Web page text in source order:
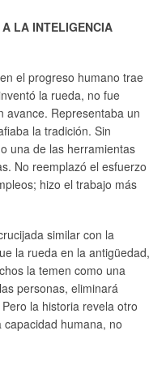
LA INTELIGENCIA
el progreso humano trae
la rueda, no fue
avance. Representaba un
la tradición. Sin
una de las herramientas
No reemplazó el esfuerzo
hizo el trabajo más
similar con la
la rueda en la antigüedad,
la temen como una
personas, eliminará
la historia revela otro
humana, no